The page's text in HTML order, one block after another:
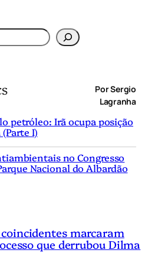
Por Sergio
Lagranha
petróleo: Irã ocupa posição
I)
no Congresso
Nacional do Albardão
marcaram
que derrubou Dilma